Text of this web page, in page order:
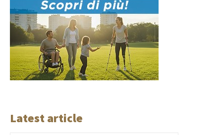
Latest article